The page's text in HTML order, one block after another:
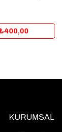
KURUMSAL